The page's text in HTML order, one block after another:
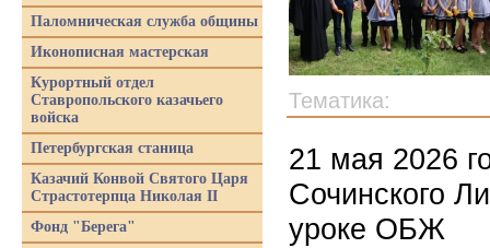
Тематика:
21 мая 2026
Сочинского
уроке ОБЖ
Паломническая служба общины
Иконописная мастерская
Курортный отдел
Ставропольского казачьего
войска
Петербургская станица
Казачий Конвой Святого Царя
Страстотерпца Николая II
Фонд "Берега"